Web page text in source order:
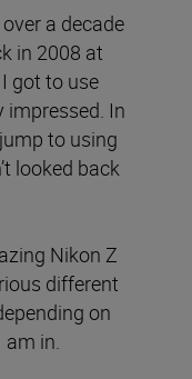
a decade
in 2008 at
got to use
impressed. In
to using
looked back
Nikon Z
different
on
am in.